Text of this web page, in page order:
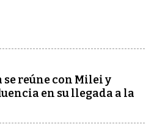
reúne con Milei y
en su llegada a la